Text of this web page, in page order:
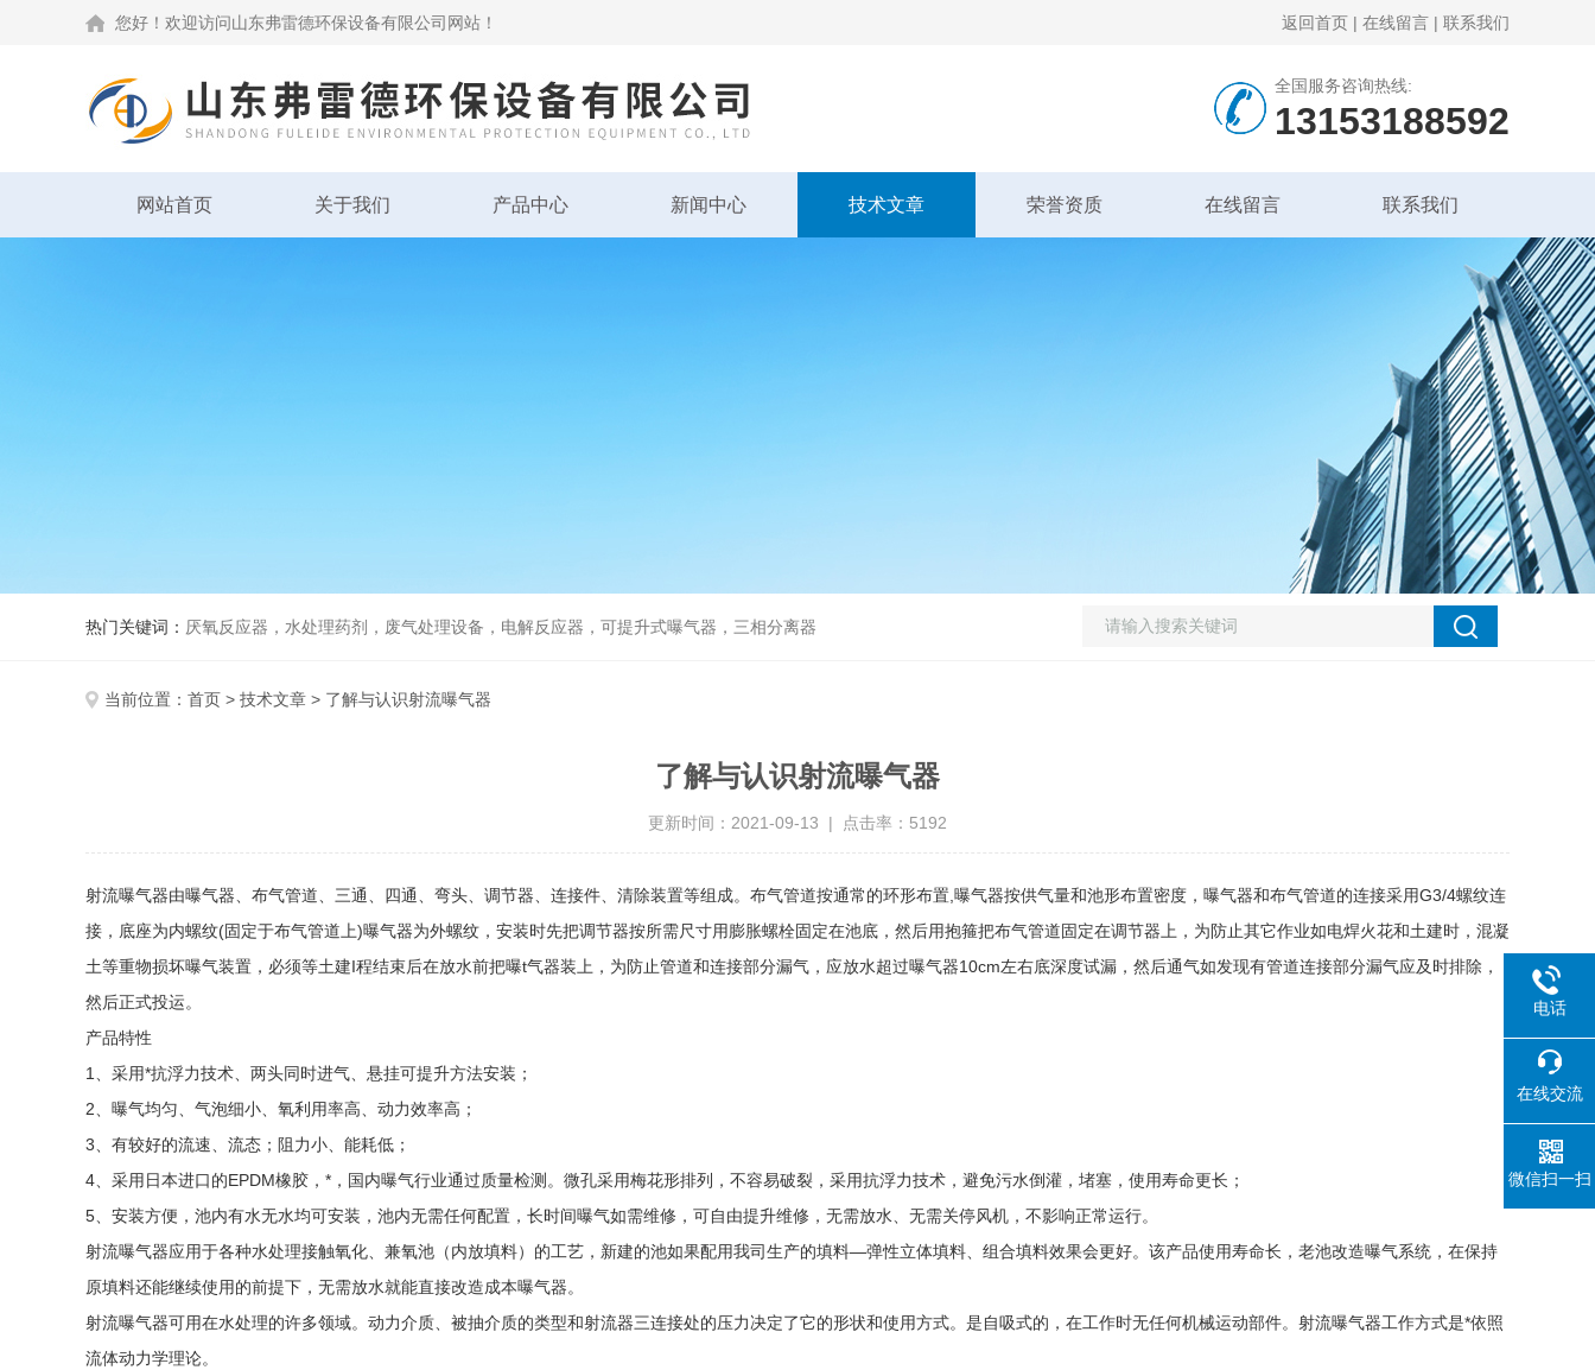
您好！欢迎访问山东弗雷德环保设备有限公司网站！ 返回首页 | 在线留言 | 联系我们
全国服务咨询热线:
13153188592
网站首页 关于我们 产品中心 新闻中心 技术文章 荣誉资质 在线留言 联系我们
热门关键词： 厌氧反应器，水处理药剂，废气处理设备，电解反应器，可提升式曝气器，三相分离器
当前位置： 首页 > 技术文章 > 了解与认识射流曝气器
了解与认识射流曝气器
更新时间：2021-09-13 | 点击率：5192
射流曝气器由曝气器、布气管道、三通、四通、弯头、调节器、连接件、清除装置等组成。布气管道按通常的环形布置,曝气器按供气量和池形布置密度，曝气器和布气管道的连接采用G3/4螺纹连
接，底座为内螺纹(固定于布气管道上)曝气器为外螺纹，安装时先把调节器按所需尺寸用膨胀螺栓固定在池底，然后用抱箍把布气管道固定在调节器上，为防止其它作业如电焊火花和土建时，混凝
土等重物损坏曝气装置，必须等土建I程结束后在放水前把曝t气器装上，为防止管道和连接部分漏气，应放水超过曝气器10cm左右底深度试漏，然后通气如发现有管道连接部分漏气应及时排除，
然后正式投运。
产品特性
1、采用*抗浮力技术、两头同时进气、悬挂可提升方法安装；
2、曝气均匀、气泡细小、氧利用率高、动力效率高；
3、有较好的流速、流态；阻力小、能耗低；
4、采用日本进口的EPDM橡胶，*，国内曝气行业通过质量检测。微孔采用梅花形排列，不容易破裂，采用抗浮力技术，避免污水倒灌，堵塞，使用寿命更长；
5、安装方便，池内有水无水均可安装，池内无需任何配置，长时间曝气如需维修，可自由提升维修，无需放水、无需关停风机，不影响正常运行。
射流曝气器应用于各种水处理接触氧化、兼氧池（内放填料）的工艺，新建的池如果配用我司生产的填料—弹性立体填料、组合填料效果会更好。该产品使用寿命长，老池改造曝气系统，在保持
原填料还能继续使用的前提下，无需放水就能直接改造成本曝气器。
射流曝气器可用在水处理的许多领域。动力介质、被抽介质的类型和射流器三连接处的压力决定了它的形状和使用方式。是自吸式的，在工作时无任何机械运动部件。射流曝气器工作方式是*依照
流体动力学理论。
电话
在线交流
微信扫一扫